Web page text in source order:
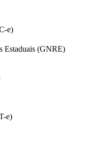
e)
Estaduais (GNRE)
e)